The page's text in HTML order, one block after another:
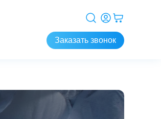
Заказать звонок